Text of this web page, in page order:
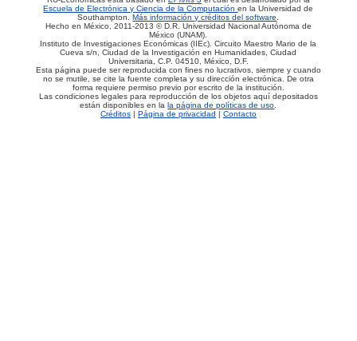
Escuela de Electrónica y Ciencia de la Computaciónen la Universidad de
Southampton.Más información y créditos del software.
Hecho en México, 2011-2013 © D.R. Universidad Nacional Autónoma de
México (UNAM).
Instituto de Investigaciones Económicas (IIEc). Circuito Maestro Mario de la
Cueva s/n, Ciudad de la Investigación en Humanidades, Ciudad
Universitaria, C.P. 04510, México, D.F.
Esta página puede ser reproducida con fines no lucrativos, siempre y cuando
no se mutile, se cite la fuente completa y su dirección electrónica. De otra
forma requiere permiso previo por escrito de la institución.
Las condiciones legales para reproducción de los objetos aquí depositados
están disponibles en lala página de políticas de uso.
Créditos| Página de privacidad | Contacto